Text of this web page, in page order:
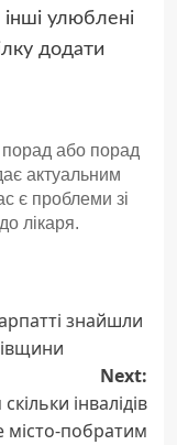
улюблені
додати
порад або порад
актуальним
є проблеми зі
лікаря.
знайшли
Next:
інвалідів
місто-побратим